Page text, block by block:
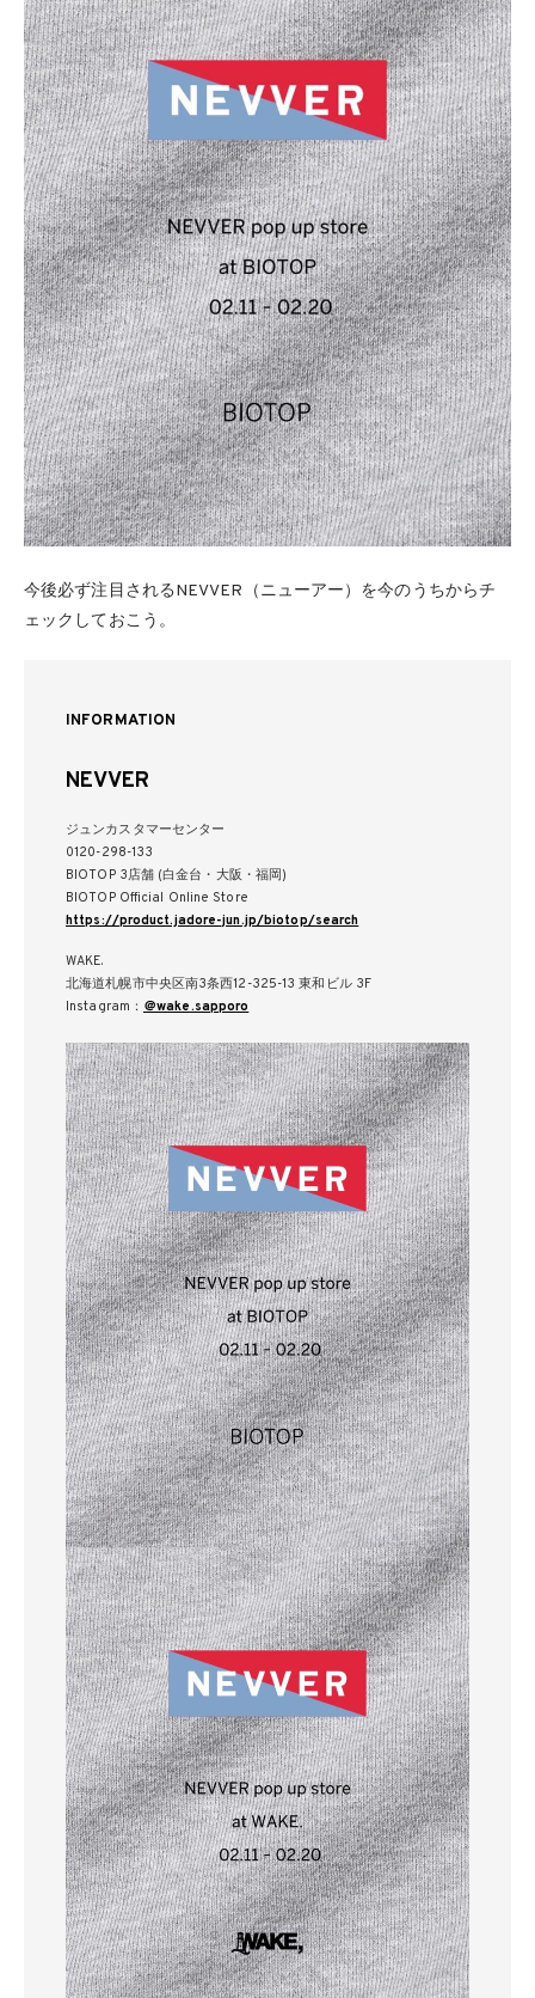
今後必ず注目されるNEVVER（ニューアー）を今のうちからチ
ェックしておこう。
INFORMATION
NEVVER
ジュンカスタマーセンター
0120-298-133
BIOTOP 3店舗 (白金台・大阪・福岡)
BIOTOP Official Online Store
https://product.jadore-jun.jp/biotop/search
WAKE.
北海道札幌市中央区南3条西12-325-13 東和ビル 3F
Instagram： ＠wake.sapporo